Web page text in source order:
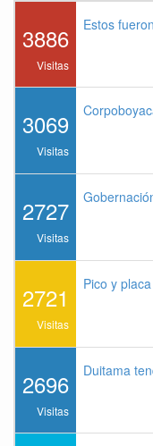
3886
Visitas
Estos
3069
Visitas
2727
Visitas
2721
Visitas
Pico y
2696
Visitas
Duitama